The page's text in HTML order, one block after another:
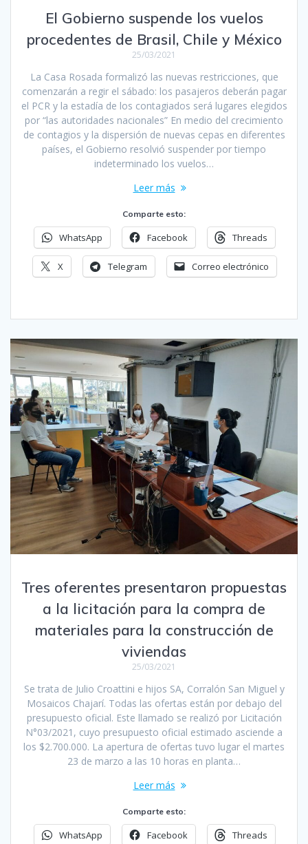
El Gobierno suspende los vuelos
procedentes de Brasil, Chile y México
25/03/2021
La Casa Rosada formalizó las nuevas restricciones, que
comenzarán a regir el sábado: los pasajeros deberán pagar
el PCR y la estadía de los contagiados será lugares elegidos
por “las autoridades nacionales” En medio del crecimiento
de contagios y la dispersión de nuevas cepas en diferentes
países, el Gobierno resolvió suspender por tiempo
indeterminado los vuelos…
Leer más
Comparte esto:
WhatsApp Facebook Threads
X Telegram Correo electrónico
Tres oferentes presentaron propuestas
a la licitación para la compra de
materiales para la construcción de
viviendas
25/03/2021
Se trata de Julio Croattini e hijos SA, Corralón San Miguel y
Mosaicos Chajarí. Todas las ofertas están por debajo del
presupuesto oficial. Este llamado se realizó por Licitación
N°03/2021, cuyo presupuesto oficial estimado asciende a
los $2.700.000. La apertura de ofertas tuvo lugar el martes
23 de marzo a las 10 horas en planta…
Leer más
Comparte esto:
WhatsApp Facebook Threads